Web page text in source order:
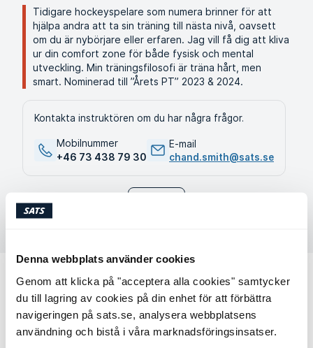
Denna webbplats använder cookies
Genom att klicka på "acceptera alla cookies" samtycker
du till lagring av cookies på din enhet för att förbättra
navigeringen på sats.se, analysera webbplatsens
användning och bistå i våra marknadsföringsinsatser.
Tidigare hockeyspelare som numera brinner för att
hjälpa andra att ta sin träning till nästa nivå, oavsett
om du är nybörjare eller erfaren. Jag vill få dig att kliva
ur din comfort zone för både fysisk och mental
utveckling. Min träningsfilosofi är träna hårt, men
smart. Nominerad till ”Årets PT” 2023 & 2024.
Kontakta instruktören om du har några frågor.
Mobilnummer
+46 73 438 79 30
E-mail
chand.smith@sats.se
Andra Boot Camps på SATS Brommaplan
Inte helt övertygad? Här är några andra boot camps som
kanske passar din stil bättre.